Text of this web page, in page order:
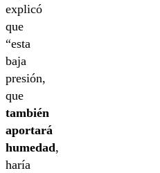
explicó
que
“esta
baja
presión,
que
también
aportará
humedad,
haría